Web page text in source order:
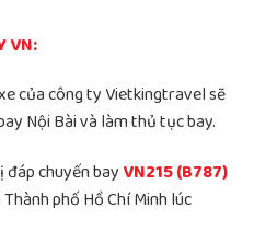
VN:
của công ty Vietkingtravel sẽ
Nội Bài và làm thủ tục bay.
đáp chuyến bay VN215 (B787)
phố Hồ Chí Minh lúc